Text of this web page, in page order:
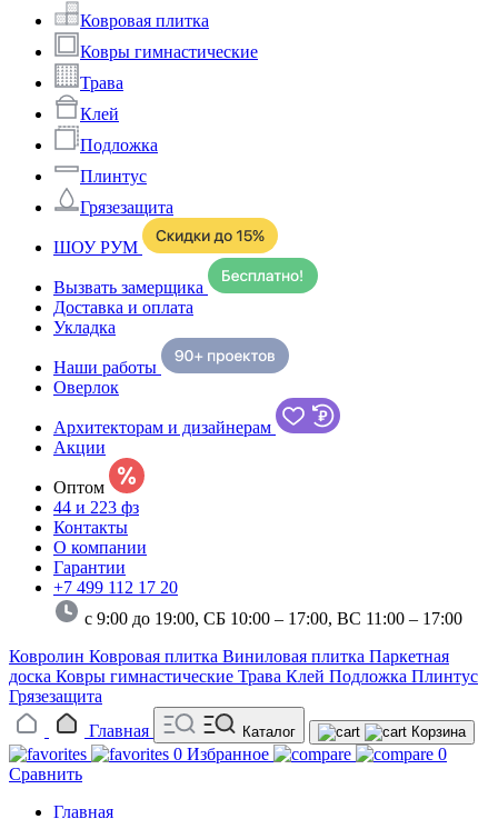
Ковровая плитка
Ковры гимнастические
Трава
Клей
Подложка
Плинтус
Грязезащита
ШОУ РУМ
Вызвать замерщика
Доставка и оплата
Укладка
Наши работы
Оверлок
Архитекторам и дизайнерам
Акции
Оптом
44 и 223 фз
Контакты
О компании
Гарантии
+7 499 112 17 20
с 9:00 до 19:00, СБ 10:00 – 17:00, ВС 11:00 – 17:00
Ковролин Ковровая плитка Виниловая плитка Паркетная
доска Ковры гимнастические Трава Клей Подложка Плинтус
Грязезащита
Главная
Каталог Корзина
0 Избранное
0
Сравнить
Главная